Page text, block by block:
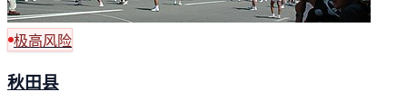
极高风险
秋田县